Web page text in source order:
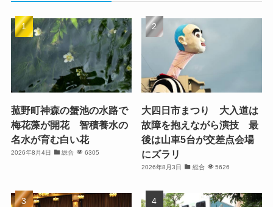
菰野町神森の蟹池の水路で
梅花藻が開花 智積養水の
名水が育む白い花
2026年8月4日 総合 6305
大四日市まつり 大入道は
故障を抱えながら演技 最
後は山車5台が交差点会場
にズラリ
2026年8月3日 総合 5626